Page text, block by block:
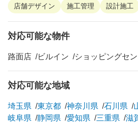
店舗デザイン 施工管理 設計施工
対応可能な物件
路面店 ビルイン ショッピングセ
対応可能な地域
埼玉県 東京都 神奈川県 石川県
岐阜県
静岡県 愛知県 三重県 滋